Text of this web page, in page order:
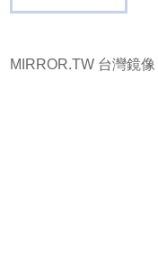
MIRROR.TW 台灣鏡像